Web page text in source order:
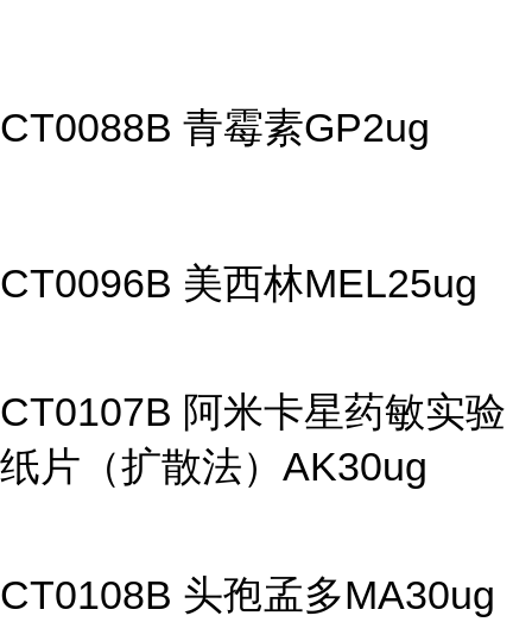
CT0088B 青霉素GP2ug
CT0096B 美西林MEL25ug
CT0107B 阿米卡星药敏实验
纸片（扩散法）AK30ug
CT0108B 头孢孟多MA30ug